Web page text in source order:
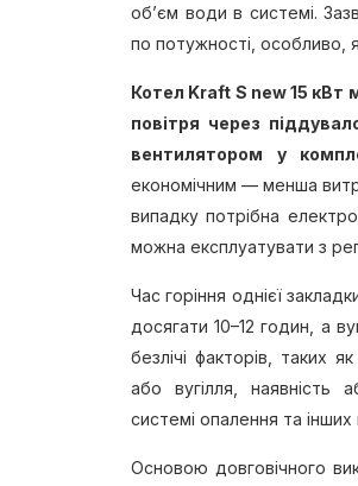
об’єм води в системі.
по потужності, особливо,
Котел Kraft S new 15
повітря через
вентилятором у
економічним — менша
випадку потрібна
можна експлуатувати з
Час горіння однієї
досягати 10–12 годин, а
безлічі факторів, таких
або вугілля, наявність
системі опалення та інших
Основою довговічного